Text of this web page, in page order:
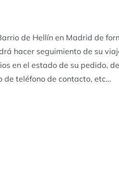
de Hellín en Madrid de
hacer seguimiento de su
en el estado de su pedido,
de teléfono de contacto, etc…